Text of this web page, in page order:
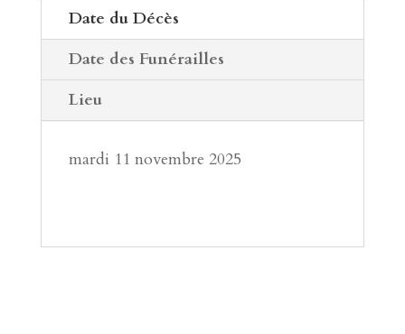
Date du Décès
Date des Funérailles
Lieu
mardi 11 novembre 2025